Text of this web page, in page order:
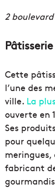
2 boulevard
Cette
l’une des
ville. La
ouverte en
Ses
pour
meringues,
fabricant